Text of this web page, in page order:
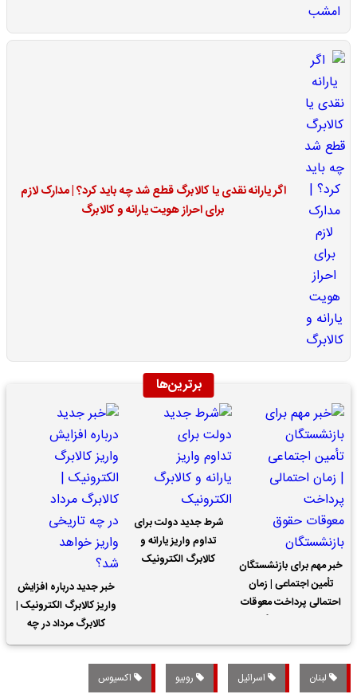
اگر یارانه نقدی یا کالابرگ قطع شد چه باید کرد؟ | مدارک لازم
برای احراز هویت یارانه و کالابرگ
برترین‌ها
خبر مهم برای بازنشستگان
تأمین اجتماعی | زمان
احتمالی پرداخت معوقات
شرط جدید دولت برای
تداوم واریز یارانه و
کالابرگ الکترونیک
خبر جدید درباره افزایش
واریز کالابرگ الکترونیک |
کالابرگ مرداد در چه
تاریخی واریز خواهد شد؟
لبنان اسرائیل روبیو اکسیوس